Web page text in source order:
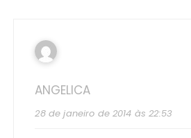
ANGELICA
28 de janeiro de 2014 às 22:53